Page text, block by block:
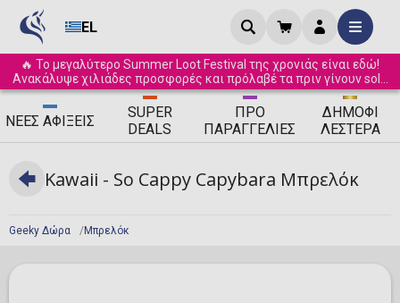
EL
🔥 Το μεγαλύτερο Summer Loot Festival της χρονιάς είναι εδώ!
Ανακάλυψε χιλιάδες προσφορές και πρόλαβέ τα πριν γίνουν sold
out! ☀️
ΝΈΕΣ ΑΦΊΞΕΙΣ
SUPER
DEALS
ΠΡΟ
ΠΑΡΑΓΓΕΛΊΕΣ
ΔΗΜΟΦΙ
ΛΈΣΤΕΡΑ
Geeky Δώρα Μπρελόκ
Kawaii - So Cappy Capybara Μπρελόκ